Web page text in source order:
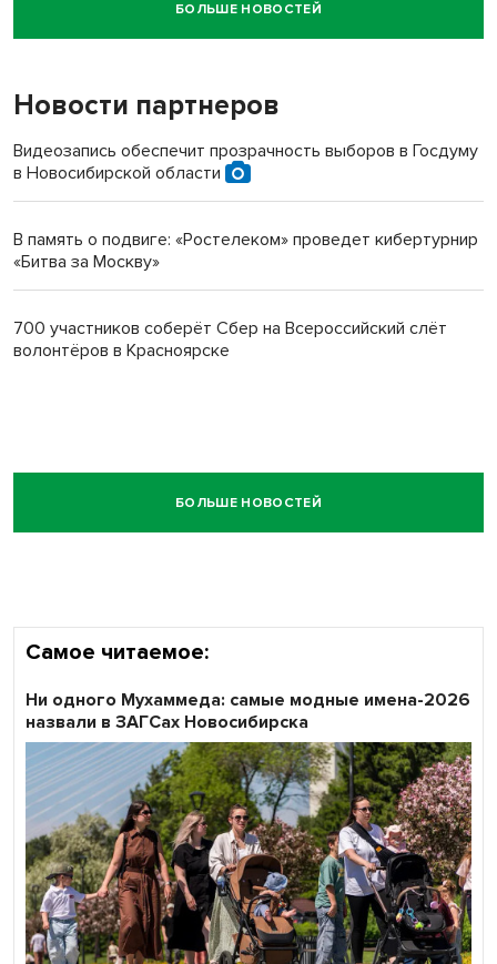
Новосибирский суд наказал водителя за смерть
пенсионерки на вокзале
БОЛЬШЕ НОВОСТЕЙ
Новости партнеров
Видеозапись обеспечит прозрачность выборов в Госдуму
в Новосибирской области
В память о подвиге: «Ростелеком» проведет кибертурнир
«Битва за Москву»
700 участников соберёт Сбер на Всероссийский слёт
волонтёров в Красноярске
БОЛЬШЕ НОВОСТЕЙ
Самое читаемое:
Ни одного Мухаммеда: самые модные имена-2026
назвали в ЗАГСах Новосибирска